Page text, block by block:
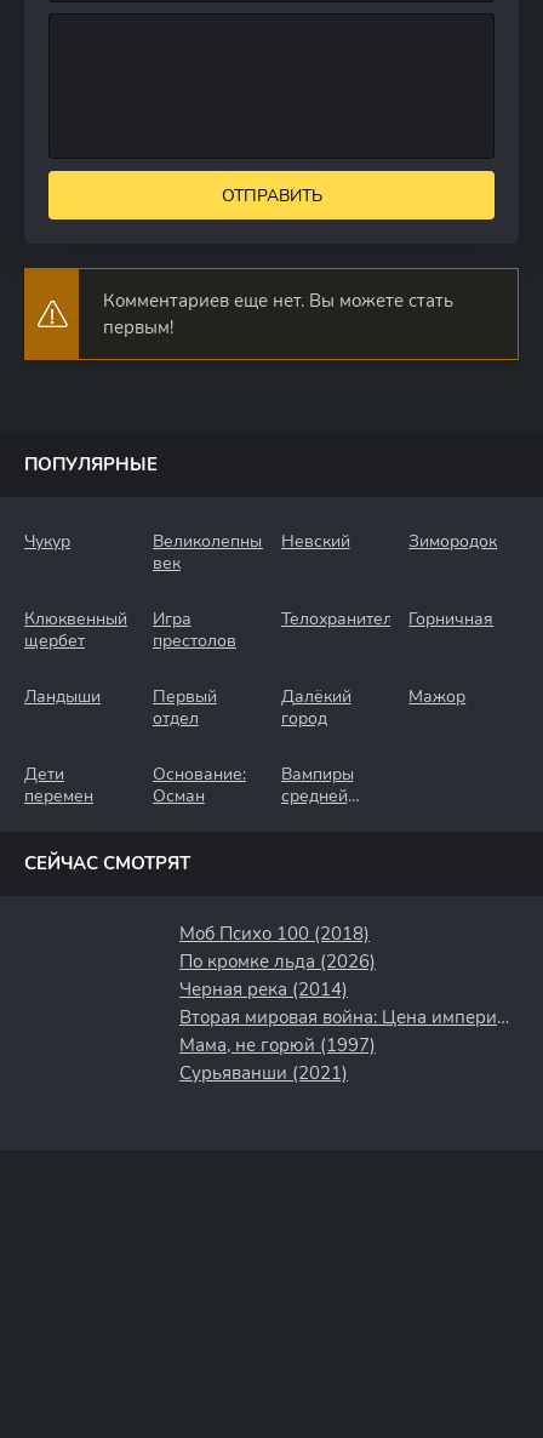
ОТПРАВИТЬ
Комментариев еще нет. Вы можете стать
первым!
ПОПУЛЯРНЫЕ
Чукур
Великолепный
век
Невский Зимородок
Клюквенный
щербет
Игра
престолов
Телохранители Горничная
Ландыши
Первый
отдел
Далёкий
город
Мажор
Дети
перемен
Основание:
Осман
Вампиры
средней
СЕЙЧАС СМОТРЯТ
Моб Психо 100 (2018)
По кромке льда (2026)
Черная река (2014)
Вторая мировая война: Цена империи (2015)
Мама, не горюй (1997)
Сурьяванши (2021)